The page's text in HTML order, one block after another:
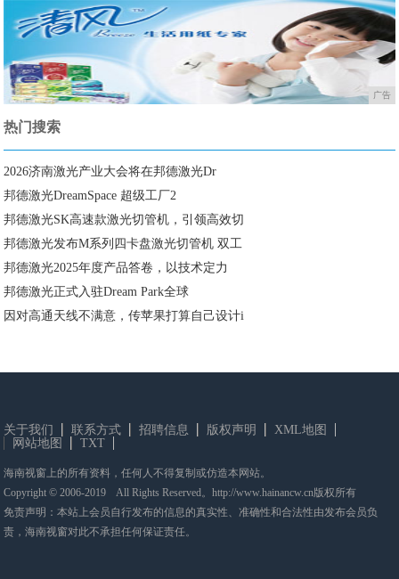
广告
热门搜索
2026济南激光产业大会将在邦德激光Dr
邦德激光DreamSpace 超级工厂2
邦德激光SK高速款激光切管机，引领高效切
邦德激光发布M系列四卡盘激光切管机 双工
邦德激光2025年度产品答卷，以技术定力
邦德激光正式入驻Dream Park全球
因对高通天线不满意，传苹果打算自己设计i
关于我们 联系方式 招聘信息 版权声明
XML地图
网站地图
TXT
海南视窗上的所有资料，任何人不得复制或仿造本网站。
Copyright © 2006-2019 All Rights Reserved。http://www.hainancw.cn版权所有
免责声明：本站上会员自行发布的信息的真实性、准确性和合法性由发布会员负
责，海南视窗对此不承担任何保证责任。